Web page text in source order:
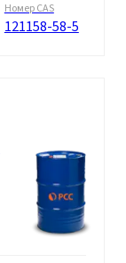
Номер CAS
121158-58-5